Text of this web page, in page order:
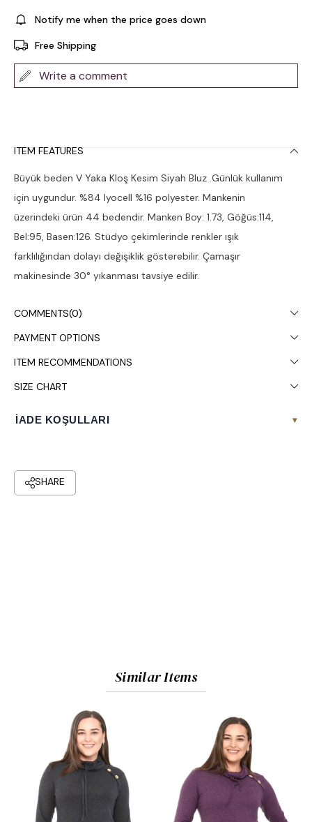
Notify me when the price goes down
Free Shipping
Write a comment
ITEM FEATURES
Büyük beden V Yaka Kloş Kesim Siyah Bluz .Günlük kullanım
için uygundur. %84 lyocell %16 polyester. Mankenin
üzerindeki ürün 44 bedendir. Manken Boy: 1.73, Göğüs:114,
Bel:95, Basen:126. Stüdyo çekimlerinde renkler ışık
farklılığından dolayı değişiklik gösterebilir. Çamaşır
makinesinde 30° yıkanması tavsiye edilir.
COMMENTS(0)
PAYMENT OPTIONS
ITEM RECOMMENDATIONS
SIZE CHART
İADE KOŞULLARI ▾
Similar Items